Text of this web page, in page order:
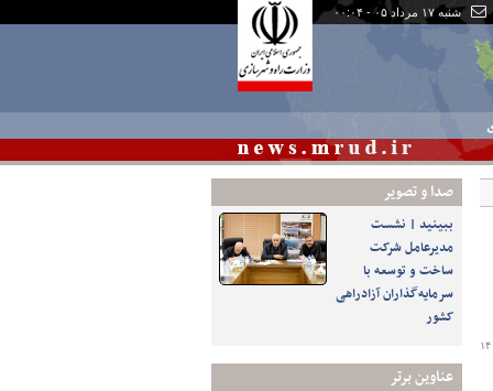
شنبه ۱۷ مرداد ۰۵ - ۰۰:۰۴
صدا و تصوير
ببینید | نشست
مدیرعامل شرکت
ساخت و توسعه با
سرمایه‌گذاران آزادراهی
کشور
عناوین برتر